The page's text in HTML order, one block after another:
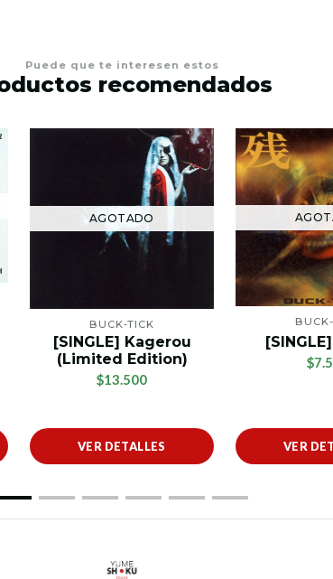
Puede que te interesen estos
recomendados
AGOTADO
BUCK-TICK
[SINGLE] Kagerou
(Limited Edition)
$13.500
VER DETALLES VER